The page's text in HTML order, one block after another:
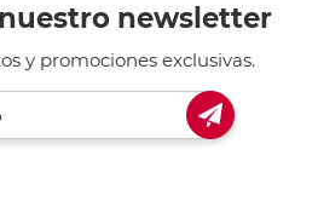
newsletter
y promociones exclusivas.